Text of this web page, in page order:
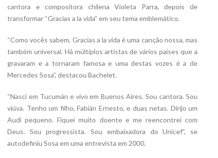
cantora e compositora chilena Violeta Parra, depois de
transformar “Gracias a la vida” em seu tema emblemático.
“Como vocês sabem, Gracias a la vida é uma canção nossa, mas
também universal. Há múltiplos artistas de vários países que a
gravaram e a tornaram famosa e uma destas vozes é a de
Mercedes Sosa”, destacou Bachelet.
“Nasci em Tucumán e vivo em Buenos Aires. Sou cantora. Sou
viúva. Tenho um filho, Fabián Ernesto, e duas netas. Dirijo um
Audi pequeno. Fiquei muito doente e me reencontrei com
Deus. Sou progressista. Sou embaixadora do Unicef”, se
autodefiniu Sosa em uma entrevista em 2000.